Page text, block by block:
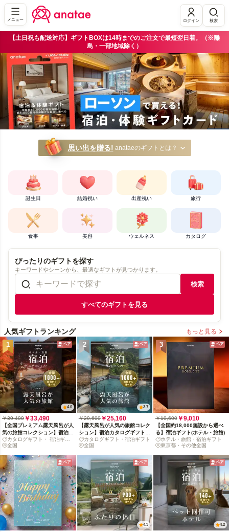
メニュー ログイン 検索
【土日祝も配送対応】ギフトBOXは14時までのご注文で最短翌日着。（※離
島・一部地域除く）
モノではなく「体験」を贈る｜体験ギフト・カタログギフト
思い出を贈る! anataeのギフトとは？
誕生日 結婚祝い 出産祝い 旅行
食事 美容 ウェルネス カタログ
ぴったりのギフトを探す
キーワードやシーンから、最適なギフトが見つかります。
検索
すべてのギフトを見る
人気ギフトランキング
もっと見る
1
ペア
4.0
￥39,400 ￥33,490
【全国プレミアム露天風呂が人
気の旅館コレクション】宿泊カ
タログギフト: 掲載数1,000+施
設〜
カタログギフト・ 宿泊ギフ
ト
全国
2 ペア
3.7
￥29,600￥25,160
【露天風呂が人気の旅館コレク
ション】宿泊カタログギフト:
掲載数1,000+施設〜
カタログギフト・宿泊ギフト
全国
3 ペア
￥10,600￥9,010
【全国約18,000施設から選べ
る】宿泊ギフト(ホテル・旅館)
ホテル・旅館・宿泊ギフト
東京都・その他全国
ペア ペア
4.3
ペア
4.2